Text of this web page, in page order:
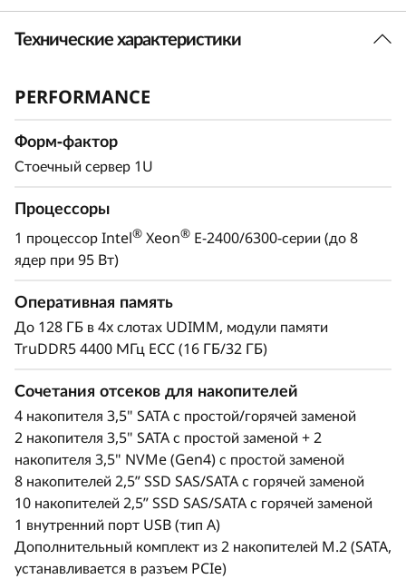
n
B
u
n
e
e
Оптимизирован для удаленных систем
процессоров нового поколения Intel
производительность рабочих нагрузок по цене
начального уровня. Разработанный в
серверы ThinkSystem, SR250 V3 обеспечивает
высокую надежность и безопасность любой
ИТ-инфраструктуры.
SR250 V3 также предлагает новейшую память
DDR5, поддерживает стандарт PCIe 5.0 и
графические процессоры для современных
рабочих нагрузок, например, при
задействовании вычислительных
возможностей ИИ для удаленных систем,
виртуализации и бизнес-приложений.
Технические характеристики
PERFORMANCE
Форм-фактор
Стоечный сервер 1U
Процессоры
1 процессор Intel® Xeon® E-2400/6300-серии (до 8
ядер при 95 Вт)
Оперативная память
До 128 ГБ в 4x слотах UDIMM, модули памяти
TruDDR5 4400 МГц ECC (16 ГБ/32 ГБ)
Сочетания отсеков для накопителей
4 накопителя 3,5" SATA с простой/горячей заменой
2 накопителя 3,5" SATA с простой заменой + 2
накопителя 3,5" NVMe (Gen4) с простой заменой
8 накопителей 2,5” SSD SAS/SATA с горячей заменой
10 накопителей 2,5” SSD SAS/SATA с горячей заменой
1 внутренний порт USB (тип A)
Дополнительный комплект из 2 накопителей M.2 (SATA,
устанавливается в разъем PCIe)